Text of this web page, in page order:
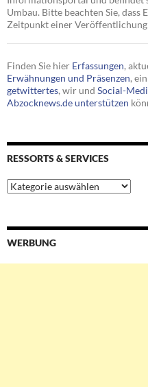
Umbau. Bitte beachten Sie, dass
Zeitpunkt einer Veröffentlichung
Finden Sie hier Erfassungen,
Erwähnungen und Präsenzen, ein
getwittertes, wir und Social-
Abzocknews.de unterstützen
RESSORTS & SERVICES
Ressorts
&
WERBUNG